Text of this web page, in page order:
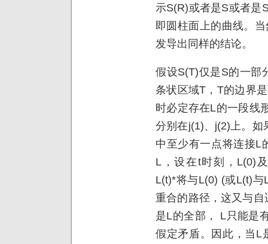
示S(R)或者是S或者是
即圆柱面上的曲线。
发导出同样的结论。
假设S(T)仅是S的一部
条状区域T，T的边界
时必定存在L的一段线
分别在j(1)、j(2)上。如
中至少有一点将连接L
L，设在t时刻，L(0)
L(t)*将与L(0) (或L(t)
重合的路径，这又与
是L的全部， L只能是
假定矛盾。因此，当L